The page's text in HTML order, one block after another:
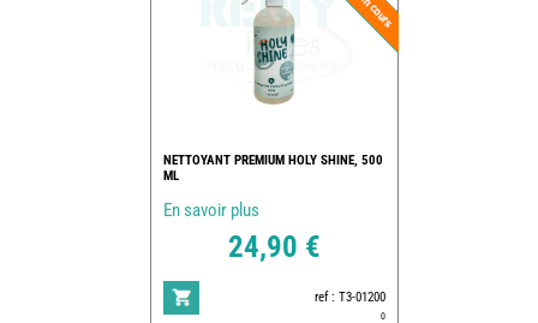
NETTOYANT PREMIUM HOLY SHINE, 500
ML
En savoir plus
24,90 €
ref : T3-01200
0